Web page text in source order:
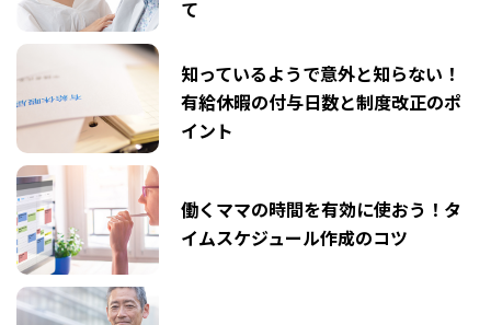
て
知っているようで意外と知らない！
有給休暇の付与日数と制度改正のポ
イント
働くママの時間を有効に使おう！タ
イムスケジュール作成のコツ